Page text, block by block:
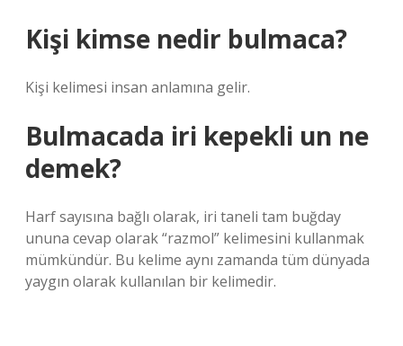
Kişi kimse nedir bulmaca?
Kişi kelimesi insan anlamına gelir.
Bulmacada iri kepekli un ne
demek?
Harf sayısına bağlı olarak, iri taneli tam buğday
ununa cevap olarak “razmol” kelimesini kullanmak
mümkündür. Bu kelime aynı zamanda tüm dünyada
yaygın olarak kullanılan bir kelimedir.